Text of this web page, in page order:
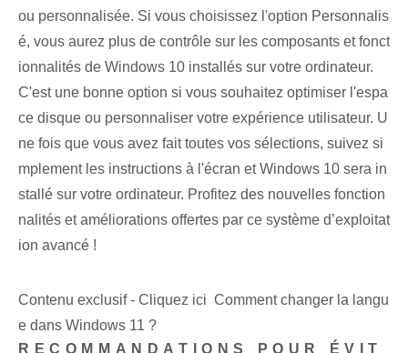
ou personnalisée. Si vous choisissez l'option Personnalis
é, vous aurez plus de contrôle sur les composants et fonct
ionnalités de Windows 10 installés sur votre ordinateur.
C'est une bonne option si vous souhaitez optimiser l'espa
ce disque ou personnaliser votre expérience utilisateur. ​U
ne fois que vous avez fait ⁢toutes vos sélections⁢,⁢ suivez si
mplement les instructions à l'écran et Windows 10⁤ sera in
stallé sur votre ordinateur. Profitez des nouvelles fonction
nalités et améliorations offertes par ce système d’exploitat
ion avancé !
Contenu exclusif - Cliquez ici Comment changer la langu
e dans Windows 11 ?
RECOMMANDATIONS POUR ÉVIT